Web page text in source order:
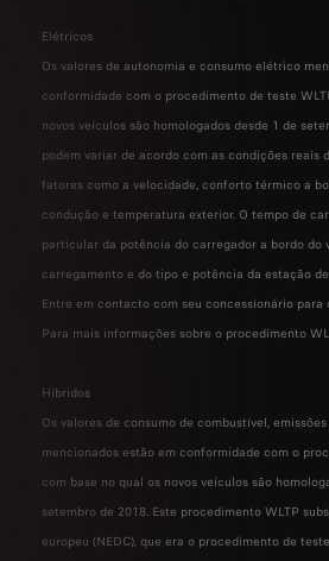
Elétricos
Os valores de autonomia e consumo elétrico
conformidade com o procedimento de teste
novos veículos são homologados desde 1 de
podem variar de acordo com as condições reais
fatores como a velocidade, conforto térmico a
condução e temperatura exterior. O tempo de
particular da potência do carregador a bordo do
carregamento e do tipo e potência da estação
Entre em contacto com seu concessionário
Para mais informações sobre o procedimento
Híbridos
Os valores de consumo de combustível,
mencionados estão em conformidade com o
com base no qual os novos veículos são
setembro de 2018. Este procedimento WLTP
europeu (NEDC), que era o procedimento de